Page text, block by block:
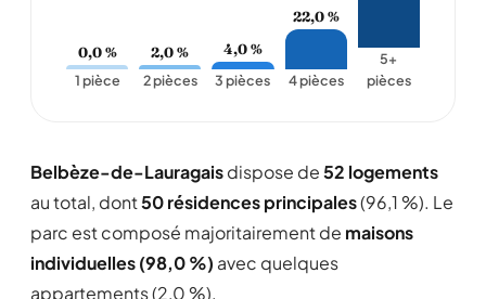
0,0 %
1 pièce
2,0 %
2 pièces
4,0 %
3 pièces
22,0 %
4 pièces
5+
pièces
Belbèze-de-Lauragaisdispose de52 logements
au total, dont50 résidences principales(96,1 %). Le
parc est composé majoritairement de maisons
individuelles (98,0 %) avec quelques
appartements (2,0 %).